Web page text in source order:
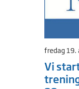
fredag 19.
Vi